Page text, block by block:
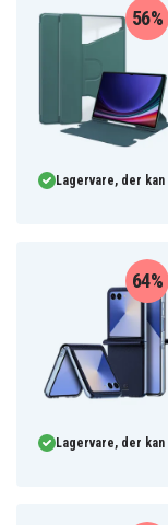
56%
Lagervare, der
64%
Lagervare, der